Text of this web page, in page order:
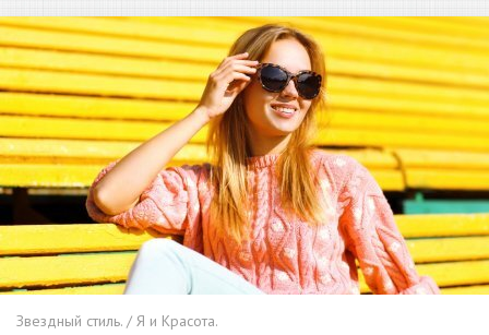
Звездный стиль. / Я и Красота.